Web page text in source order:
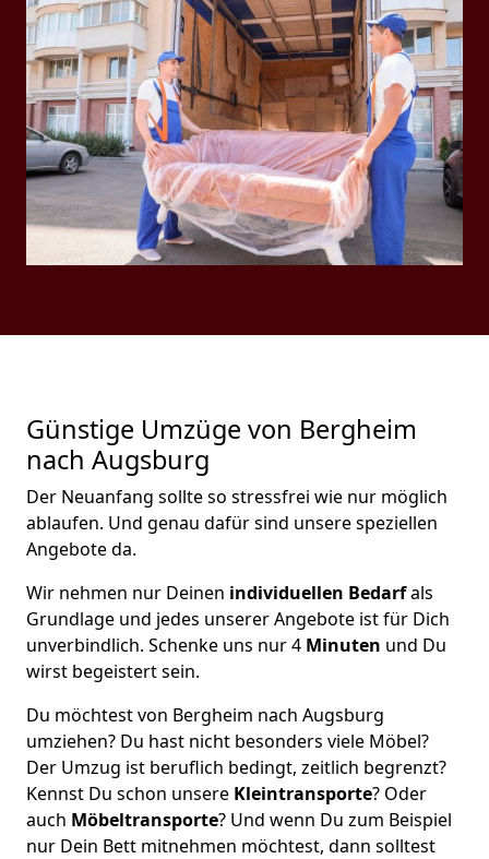
Günstige Umzüge von Bergheim
nach Augsburg
Der Neuanfang sollte so stressfrei wie nur möglich
ablaufen. Und genau dafür sind unsere speziellen
Angebote da.
Wir nehmen nur Deinen individuellen Bedarfals
Grundlage und jedes unserer Angebote ist für Dich
unverbindlich. Schenke uns nur 4 Minuten und Du
wirst begeistert sein.
Du möchtest von Bergheim nach Augsburg
umziehen? Du hast nicht besonders viele Möbel?
Der Umzug ist beruflich bedingt, zeitlich begrenzt?
Kennst Du schon unsere Kleintransporte? Oder
auch Möbeltransporte? Und wenn Du zum Beispiel
nur Dein Bett mitnehmen möchtest, dann solltest